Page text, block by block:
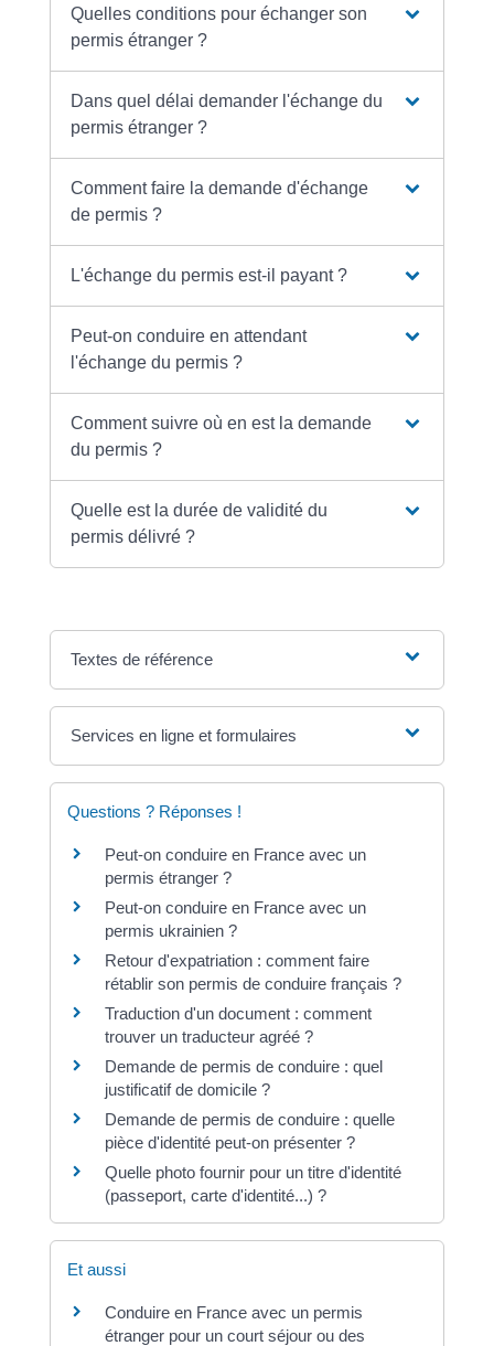
Quelles conditions pour échanger son
permis étranger ?
Dans quel délai demander l'échange du
permis étranger ?
Comment faire la demande d'échange
de permis ?
L'échange du permis est-il payant ?
Peut-on conduire en attendant
l'échange du permis ?
Comment suivre où en est la demande
du permis ?
Quelle est la durée de validité du
permis délivré ?
Textes de référence
Services en ligne et formulaires
Questions ? Réponses !
Peut-on conduire en France avec un
permis étranger ?
Peut-on conduire en France avec un
permis ukrainien ?
Retour d'expatriation : comment faire
rétablir son permis de conduire français ?
Traduction d'un document : comment
trouver un traducteur agréé ?
Demande de permis de conduire : quel
justificatif de domicile ?
Demande de permis de conduire : quelle
pièce d'identité peut-on présenter ?
Quelle photo fournir pour un titre d'identité
(passeport, carte d'identité...) ?
Et aussi
Conduire en France avec un permis
étranger pour un court séjour ou des